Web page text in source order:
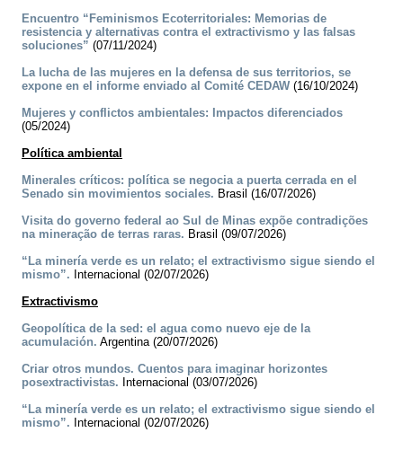
Encuentro “Feminismos Ecoterritoriales: Memorias de
resistencia y alternativas contra el extractivismo y las falsas
soluciones” (07/11/2024)
La lucha de las mujeres en la defensa de sus territorios, se
expone en el informe enviado al Comité CEDAW (16/10/2024)
Mujeres y conflictos ambientales: Impactos diferenciados
(05/2024)
Política ambiental
Minerales críticos: política se negocia a puerta cerrada en el
Senado sin movimientos sociales. Brasil (16/07/2026)
Visita do governo federal ao Sul de Minas expõe contradições
na mineração de terras raras. Brasil (09/07/2026)
“La minería verde es un relato; el extractivismo sigue siendo el
mismo”. Internacional (02/07/2026)
Extractivismo
Geopolítica de la sed: el agua como nuevo eje de la
acumulación. Argentina (20/07/2026)
Criar otros mundos. Cuentos para imaginar horizontes
posextractivistas. Internacional (03/07/2026)
“La minería verde es un relato; el extractivismo sigue siendo el
mismo”. Internacional (02/07/2026)